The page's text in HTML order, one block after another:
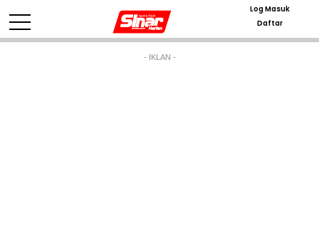
Log Masuk
Daftar
- IKLAN -